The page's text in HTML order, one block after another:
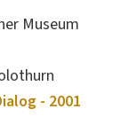
Museum
- 2001